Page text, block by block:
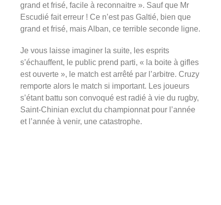
grand et frisé, facile à reconnaitre ». Sauf que Mr
Escudié fait erreur ! Ce n’est pas Galtié, bien que
grand et frisé, mais Alban, ce terrible seconde ligne.
Je vous laisse imaginer la suite, les esprits
s’échauffent, le public prend parti, « la boite à gifles
est ouverte », le match est arrêté par l’arbitre. Cruzy
remporte alors le match si important. Les joueurs
s’étant battu son convoqué est radié à vie du rugby,
Saint-Chinian exclut du championnat pour l’année
et l’année à venir, une catastrophe.